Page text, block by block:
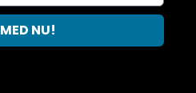
NU!